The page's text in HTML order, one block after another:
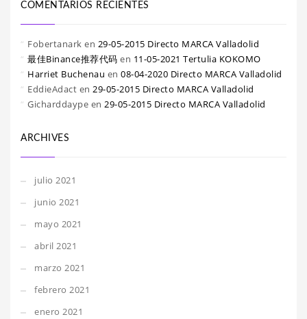
COMENTARIOS RECIENTES
Fobertanark en 29-05-2015 Directo MARCA Valladolid
最佳Binance推荐代码 en 11-05-2021 Tertulia KOKOMO
Harriet Buchenau en 08-04-2020 Directo MARCA Valladolid
EddieAdact en 29-05-2015 Directo MARCA Valladolid
Gicharddaype en 29-05-2015 Directo MARCA Valladolid
ARCHIVES
julio 2021
junio 2021
mayo 2021
abril 2021
marzo 2021
febrero 2021
enero 2021